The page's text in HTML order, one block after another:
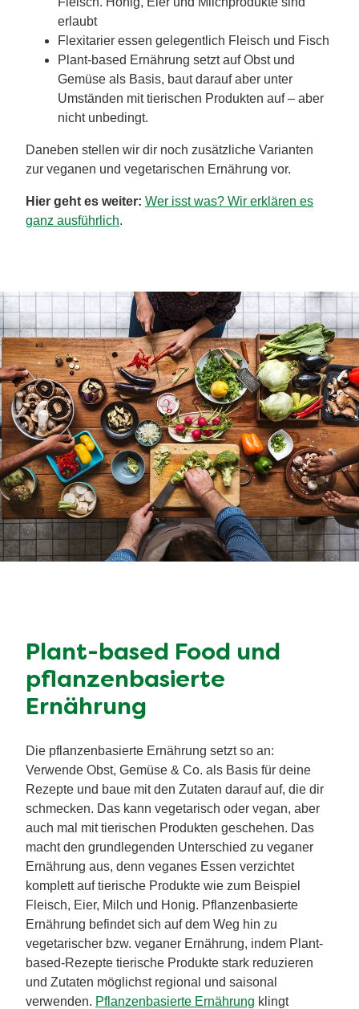
erlaubt
Flexitarier essen gelegentlich Fleisch und Fisch
Plant-based Ernährung setzt auf Obst und
Gemüse als Basis, baut darauf aber unter
Umständen mit tierischen Produkten auf – aber
nicht unbedingt.
Daneben stellen wir dir noch zusätzliche Varianten
zur veganen und vegetarischen Ernährung vor.
Hier geht es weiter: Wer isst was? Wir erklären es
ganz ausführlich.
Plant-based Food und
pflanzenbasierte
Ernährung
Die pflanzenbasierte Ernährung setzt so an:
Verwende Obst, Gemüse & Co. als Basis für deine
Rezepte und baue mit den Zutaten darauf auf, die dir
schmecken. Das kann vegetarisch oder vegan, aber
auch mal mit tierischen Produkten geschehen. Das
macht den grundlegenden Unterschied zu veganer
Ernährung aus, denn veganes Essen verzichtet
komplett auf tierische Produkte wie zum Beispiel
Fleisch, Eier, Milch und Honig. Pflanzenbasierte
Ernährung befindet sich auf dem Weg hin zu
vegetarischer bzw. veganer Ernährung, indem Plant-
based-Rezepte tierische Produkte stark reduzieren
und Zutaten möglichst regional und saisonal
verwenden. Pflanzenbasierte Ernährung klingt